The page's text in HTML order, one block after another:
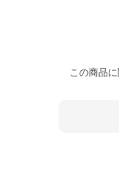
この商品